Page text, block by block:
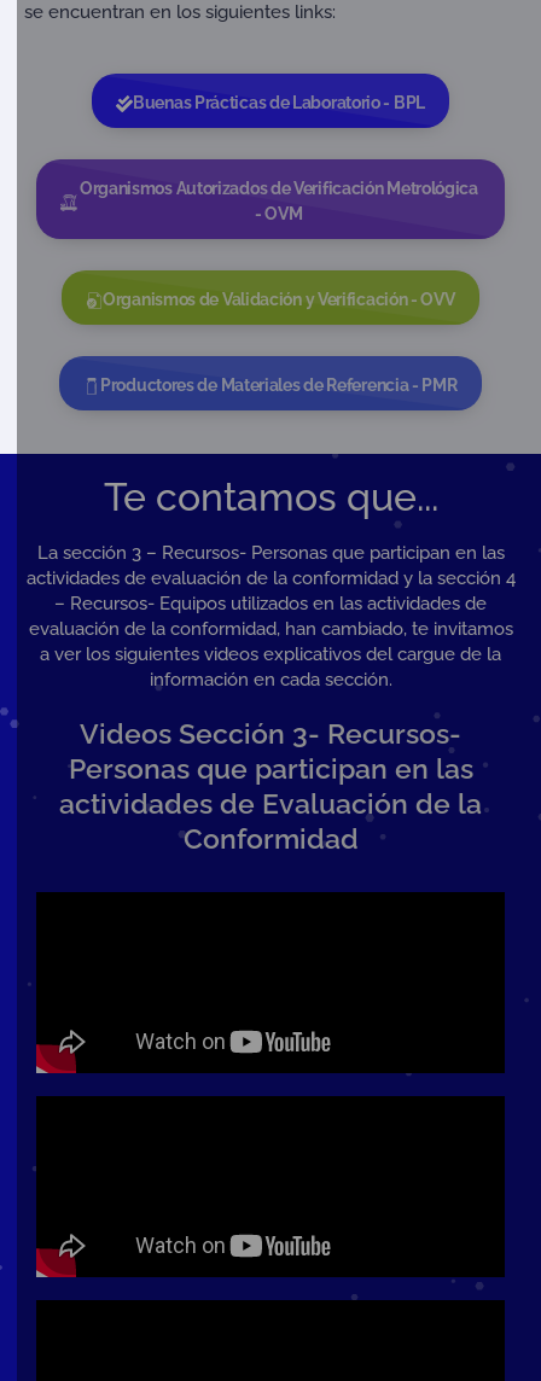
se encuentran en los siguientes links:
Buenas Prácticas de Laboratorio - BPL
Organismos Autorizados de Verificación Metrológica
- OVM
Organismos de Validación y Verificación - OVV
Productores de Materiales de Referencia - PMR
Te contamos que...
La sección 3 – Recursos- Personas que participan en las
actividades de evaluación de la conformidad y la sección 4
– Recursos- Equipos utilizados en las actividades de
evaluación de la conformidad, han cambiado, te invitamos
a ver los siguientes videos explicativos del cargue de la
información en cada sección.
Videos Sección 3- Recursos-
Personas que participan en las
actividades de Evaluación de la
Conformidad